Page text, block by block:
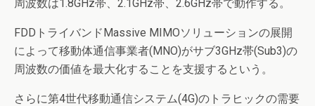
周波数は1.8GHz帯、2.1GHz帯、2.6GHz帯で動作する。
FDDトライバンドMassive MIMOソリューションの展開
によって移動体通信事業者(MNO)がサブ3GHz帯(Sub3)の
周波数の価値を最大化することを支援するという。
さらに第4世代移動通信システム(4G)のトラヒックの需要